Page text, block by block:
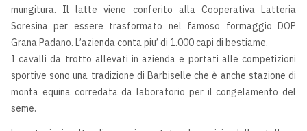
mungitura. Il latte viene conferito alla Cooperativa Latteria
Soresina per essere trasformato nel famoso formaggio DOP
Grana Padano. L’azienda conta piu’ di 1.000 capi di bestiame.
I cavalli da trotto allevati in azienda e portati alle competizioni
sportive sono una tradizione di Barbiselle che è anche stazione di
monta equina corredata da laboratorio per il congelamento del
seme.